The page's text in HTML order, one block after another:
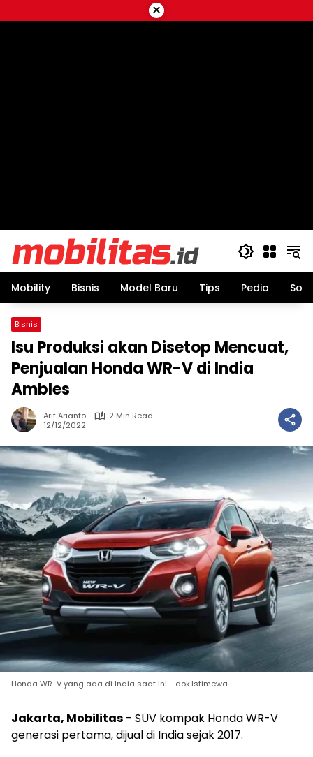
to
×
Mobility Bisnis Model Baru Tips Pedia
Bisnis
Isu Produksi akan Disetop Mencuat,
Penjualan Honda WR-V di India
Ambles
Arif Arianto
2 Min Read
12/12/2022
Honda WR-V yang ada di India saat ini - dok.Istimewa
Jakarta, Mobilitas– SUV kompak Honda WR-V
generasi pertama, dijual di India sejak 2017.